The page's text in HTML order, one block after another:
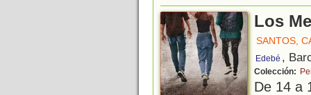
Los
SANTOS,
Edebé ,
Colección:
De 14 a